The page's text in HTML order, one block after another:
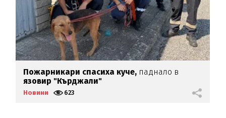
Пожарникари спасиха куче, паднало в
язовир "Кърджали"
Новини 623